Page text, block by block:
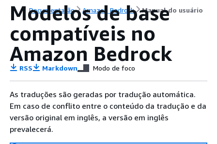
Documentação Amazon Bedrock Manual do usuário
Modelos de base
compatíveis no
Amazon Bedrock
RSS Markdown Modo de foco
As traduções são geradas por tradução automática.
Em caso de conflito entre o conteúdo da tradução e da
versão original em inglês, a versão em inglês
prevalecerá.